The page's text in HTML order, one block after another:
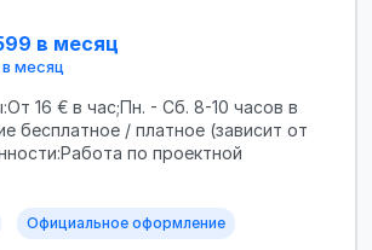
в месяц
месяц
16 € в час;Пн. - Сб. 8-10 часов в
бесплатное / платное (зависит от
по проектной
Официальное оформление